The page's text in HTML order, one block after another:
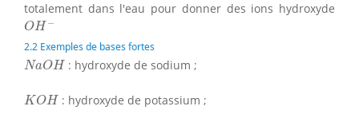
totalement dans l'eau pour donner des ions hydroxyde
OH −
OH−
2.2 Exemples de bases fortes
NaOH
NaOH : hydroxyde de sodium ;
KOH
KOH : hydroxyde de potassium ;